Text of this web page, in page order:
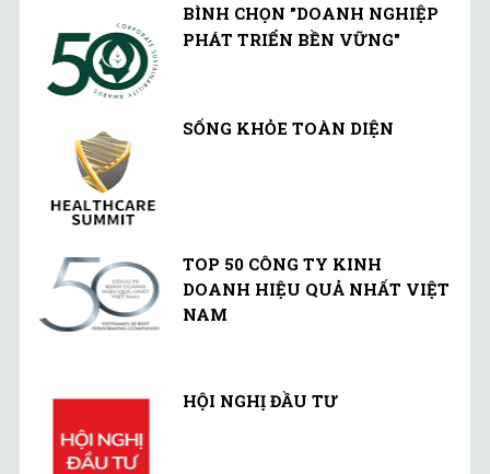
BÌNH CHỌN "DOANH NGHIỆP
PHÁT TRIỂN BỀN VỮNG"
SỐNG KHỎE TOÀN DIỆN
TOP 50 CÔNG TY KINH
DOANH HIỆU QUẢ NHẤT VIỆT
NAM
HỘI NGHỊ ĐẦU TƯ